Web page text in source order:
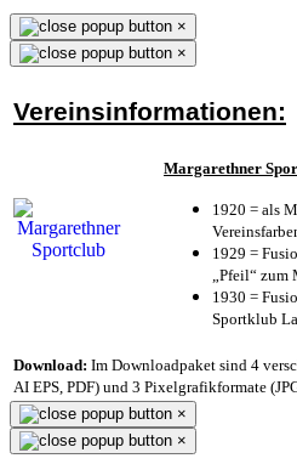
×
×
Vereinsinformationen:
Margarethner
1920 = als
1929 =
„Pfeil“
1930 =
Sportklub
Download: Im Downloadpaket sind 4
AI EPS, PDF) und 3 Pixelgrafikformate
×
×